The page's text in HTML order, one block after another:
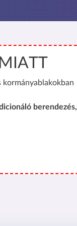
kormányablakokban
berendezés,